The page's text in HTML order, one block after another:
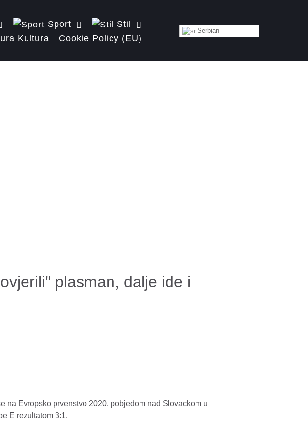
Sport
Stil
Kultura Cookie Policy (EU)
Serbian
plasman, dalje ide i
na Evropsko prvenstvo 2020. pobjedom nad Slovackom u
E rezultatom 3:1.